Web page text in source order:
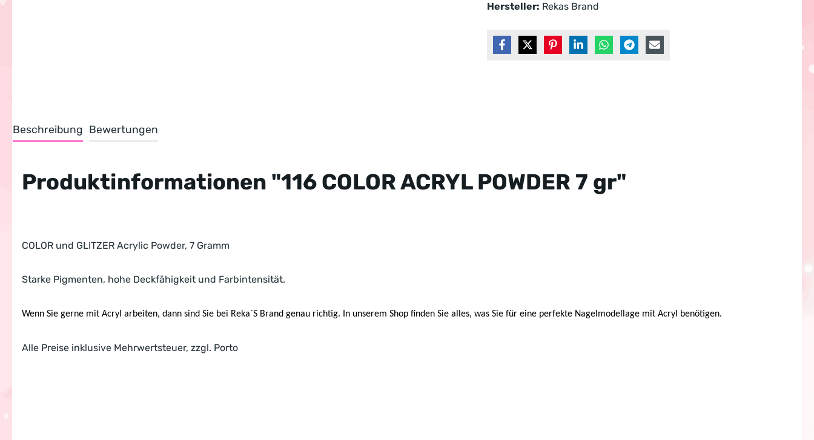
Hersteller: Rekas Brand
Beschreibung Bewertungen
Produktinformationen "116 COLOR ACRYL POWDER 7 gr"
COLOR und GLITZER Acrylic Powder, 7 Gramm
Starke Pigmenten, hohe Deckfähigkeit und Farbintensität.
Wenn Sie gerne mit Acryl arbeiten, dann sind Sie bei Reka`S Brand genau richtig. In unserem Shop finden Sie alles, was Sie für eine perfekte Nagelmodellage mit Acryl benötigen.
Alle Preise inklusive Mehrwertsteuer, zzgl. Porto